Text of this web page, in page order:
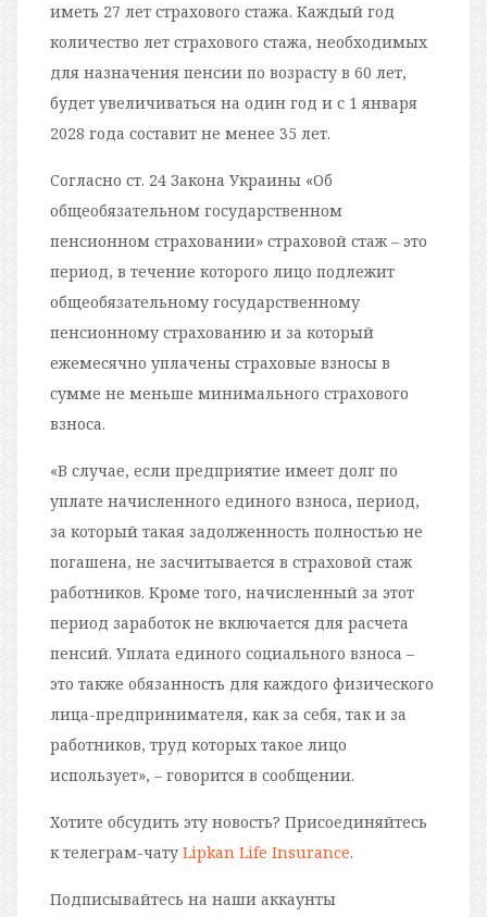
иметь 27 лет страхового стажа. Каждый год
количество лет страхового стажа, необходимых
для назначения пенсии по возрасту в 60 лет,
будет увеличиваться на один год и с 1 января
2028 года составит не менее 35 лет.
Согласно ст. 24 Закона Украины «Об
общеобязательном государственном
пенсионном страховании» страховой стаж – это
период, в течение которого лицо подлежит
общеобязательному государственному
пенсионному страхованию и за который
ежемесячно уплачены страховые взносы в
сумме не меньше минимального страхового
взноса.
«В случае, если предприятие имеет долг по
уплате начисленного единого взноса, период,
за который такая задолженность полностью не
погашена, не засчитывается в страховой стаж
работников. Кроме того, начисленный за этот
период заработок не включается для расчета
пенсий. Уплата единого социального взноса –
это также обязанность для каждого физического
лица-предпринимателя, как за себя, так и за
работников, труд которых такое лицо
использует», – говорится в сообщении.
Хотите обсудить эту новость? Присоединяйтесь
к телеграм-чату Lipkan Life Insurance.
Подписывайтесь на наши аккаунты